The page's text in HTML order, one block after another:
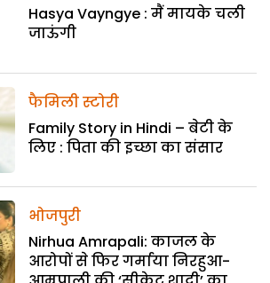
Hasya Vayngye : मैं मायके चली
जाऊंगी
फैमिली स्टोरी
Family Story in Hindi – बेटी के
लिए : पिता की इच्छा का संसार
भोजपुरी
Nirhua Amrapali: काजल के
आरोपों से फिर गर्माया निरहुआ-